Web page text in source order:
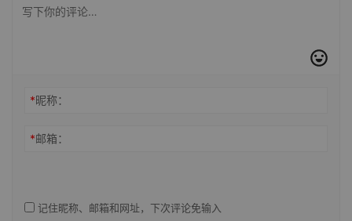
*昵称：
*邮箱：
记住昵称、邮箱和网址，下次评论免输入